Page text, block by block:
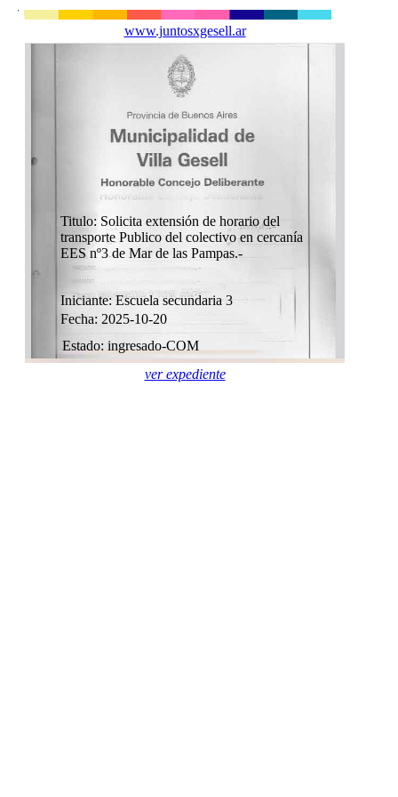
Titulo: Solicita extensión de horario del
transporte Publico del colectivo en cercanía
EES nº3 de Mar de las Pampas.-
Fecha: 2025-10-20
Estado: ingresado-COM
Iniciante: Escuela secundaria 3
www.juntosxgesell.ar
ver expediente